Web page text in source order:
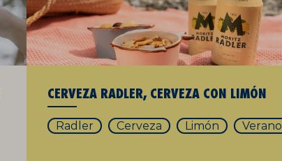
CERVEZA RADLER, CERVEZA CON LIMÓN
Radler Cerveza Limón Verano